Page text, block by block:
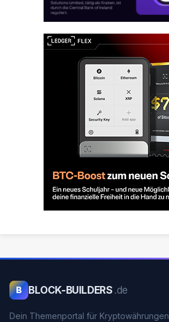
B BLOCK-BUILDERS .de
Dein Themenportal für Kryptowährungen